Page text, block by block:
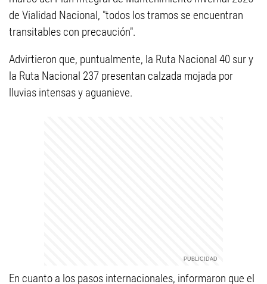
de Vialidad Nacional, "todos los tramos se encuentran
transitables con precaución".
Advirtieron que, puntualmente, la Ruta Nacional 40 sur y
la Ruta Nacional 237 presentan calzada mojada por
lluvias intensas y aguanieve.
En cuanto a los pasos internacionales, informaron que el